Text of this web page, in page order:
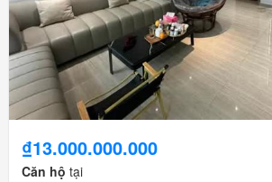
₫13.000.000.000
Căn hộ tại